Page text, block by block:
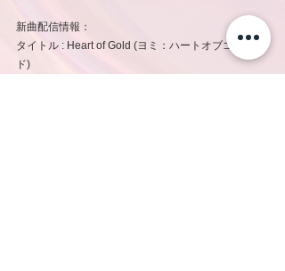
新曲配信情報：
タイトル : Heart of Gold (ヨミ：ハートオブゴール
ド)